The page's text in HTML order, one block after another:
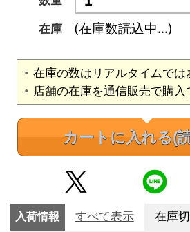
在庫
(在庫数読込中...)
在庫の数はリアルタイムでは
店舗の在庫を通信販売で購入
カートに入れる(
入荷情報 すべて表示 在庫